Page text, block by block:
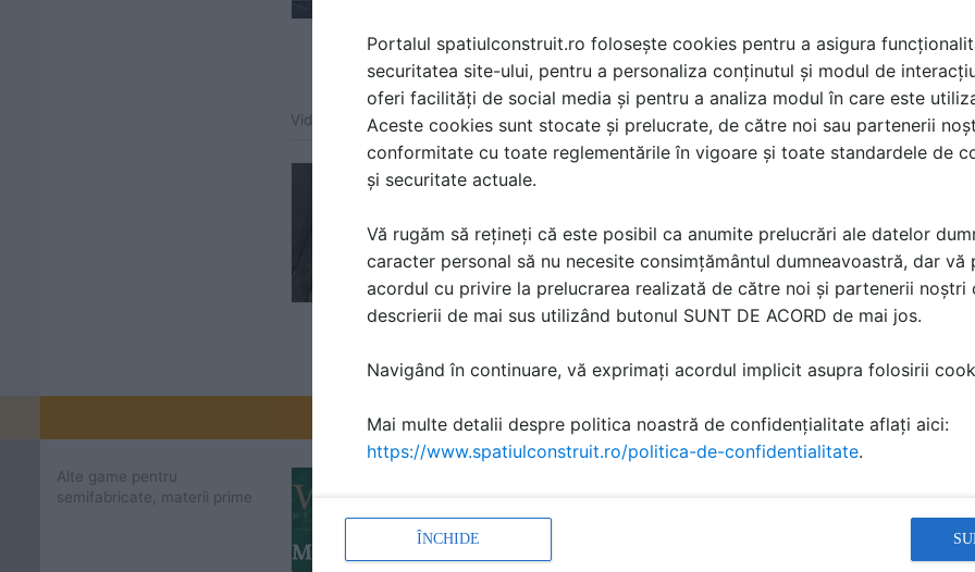
Video atașat la gama de produse
Folii, pelicule lichide de protectie impotriva
HS Protect® este o folie lichida de protectie pe baza de apa
protectia suprafetelor impotriva zgarieturilor, degradarilor...
35 imagini | 2 produse | 3 documentatii | 16 video
Promovați-vă produsele și serviciile pe SpatiulConstruit.ro!
Alte game pentru
semifabricate, materii prime
Portalul spatiulconstruit.ro folosește cookies pentru a asigura
securitatea site-ului, pentru a personaliza conținutul și modul de
oferi facilități de social media și pentru a analiza modul în care este
Aceste cookies sunt stocate și prelucrate, de către noi sau partenerii
conformitate cu toate reglementările în vigoare și toate standardele de
și securitate actuale.
Vă rugăm să rețineți că este posibil ca anumite prelucrări ale datelor
caracter personal să nu necesite consimțământul dumneavoastră, dar vă
acordul cu privire la prelucrarea realizată de către noi și partenerii noștri
descrierii de mai sus utilizând butonul SUNT DE ACORD de mai jos.
Navigând în continuare, vă exprimați acordul implicit asupra folosirii
Mai multe detalii despre politica noastră de confidențialitate aflați aici:
https://www.spatiulconstruit.ro/politica-de-confidentialitate.
ÎNCHIDE